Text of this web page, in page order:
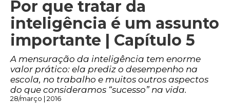
Por que tratar da
inteligência é um assunto
importante | Capítulo 5
A mensuração da inteligência tem enorme
valor prático: ela prediz o desempenho na
escola, no trabalho e muitos outros aspectos
do que consideramos “sucesso” na vida.
28/março | 2016